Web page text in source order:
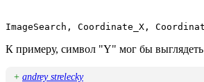
К примеру, символ "Y" мог бы выглядеть
+ andrey strelecky